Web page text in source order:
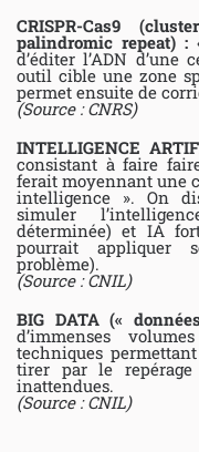
CRISPR-Cas9
palindromic repeat) :
d’éditer l’ADN
outil cible une zone
permet ensuite de
(Source : CNRS)
INTELLIGENCE
consistant à faire
ferait moyennant une
intelligence ». On
simuler
déterminée) et IA
pourrait appliquer
problème).
(Source : CNIL)
BIG DATA («
d’immenses
techniques
tirer par le repérage
inattendues.
(Source : CNIL)